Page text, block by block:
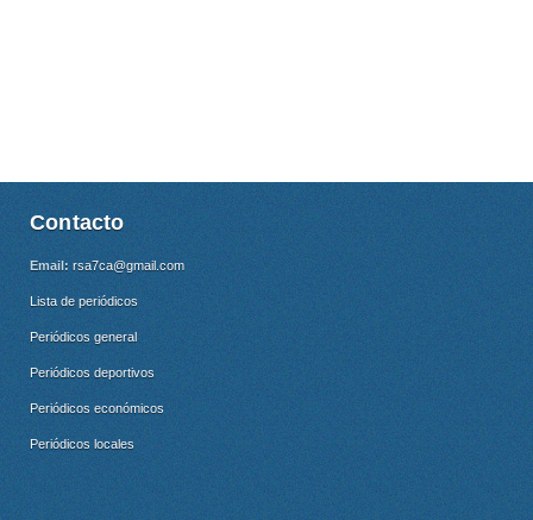
Contacto
Email: rsa7ca@gmail.com
Lista de periódicos
Periódicos general
Periódicos deportivos
Periódicos económicos
Periódicos locales